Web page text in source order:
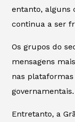
entanto, alguns
continua a ser
Os grupos do
mensagens
nas
governamentais.
Entretanto, a